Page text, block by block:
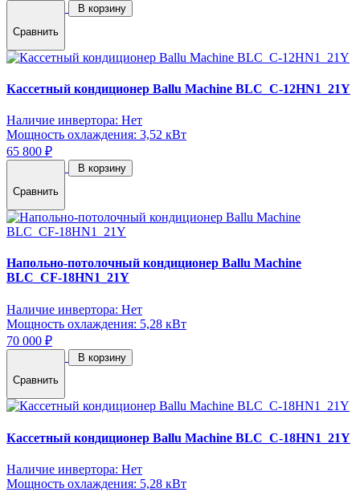
Сравнить
В корзину
Кассетный кондиционер Ballu Machine BLC_C-12HN1_21Y
Наличие инвертора: Нет
Мощность охлаждения: 3,52 кВт
65 800 ₽
Сравнить
В корзину
Напольно-потолочный кондиционер Ballu Machine
BLC_CF-18HN1_21Y
Наличие инвертора: Нет
Мощность охлаждения: 5,28 кВт
70 000 ₽
Сравнить
В корзину
Кассетный кондиционер Ballu Machine BLC_C-18HN1_21Y
Наличие инвертора: Нет
Мощность охлаждения: 5,28 кВт